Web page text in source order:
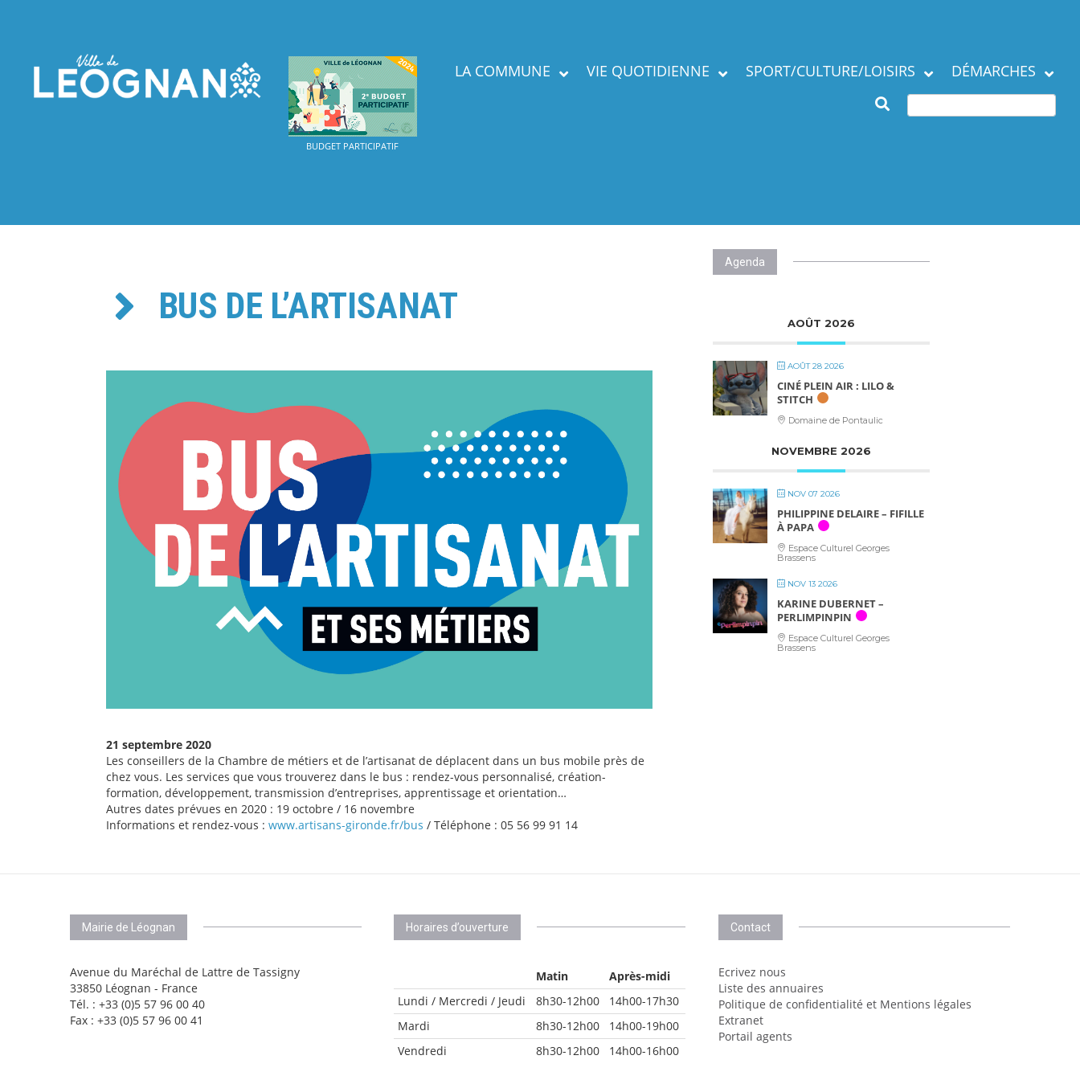
BUDGET PARTICIPATIF
LA COMMUNE VIE QUOTIDIENNE SPORT/CULTURE/LOISIRS
associations
DÉMARCHES
BUS DE L’ARTISANAT
21 septembre 2020
Les conseillers de la Chambre de métiers et de l’artisanat de déplacent dans un bus mobile près de
chez vous. Les services que vous trouverez dans le bus : rendez-vous personnalisé, création-
formation, développement, transmission d’entreprises, apprentissage et orientation…
Autres dates prévues en 2020 : 19 octobre / 16 novembre
Informations et rendez-vous : www.artisans-gironde.fr/bus / Téléphone : 05 56 99 91 14
Agenda
AOÛT 2026
AOÛT 28 2026
CINÉ PLEIN AIR : LILO &
STITCH
Domaine de Pontaulic
NOVEMBRE 2026
NOV 07 2026
PHILIPPINE DELAIRE – FIFILLE
À PAPA
Espace Culturel Georges
Brassens
NOV 13 2026
KARINE DUBERNET –
PERLIMPINPIN
Espace Culturel Georges
Brassens
Mairie de Léognan
Avenue du Maréchal de Lattre de Tassigny
33850 Léognan - France
Tél. : +33 (0)5 57 96 00 40
Fax : +33 (0)5 57 96 00 41
Horaires d’ouverture
Matin
Après-midi
Lundi / Mercredi / Jeudi
8h30-12h00
14h00-17h30
Mardi
8h30-12h00
14h00-19h00
Vendredi
8h30-12h00 14h00-16h00
Contact
Ecrivez nous
Liste des annuaires
Politique de confidentialité et Mentions légales
Extranet
Portail agents